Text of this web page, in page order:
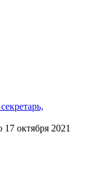
17 октября 2021